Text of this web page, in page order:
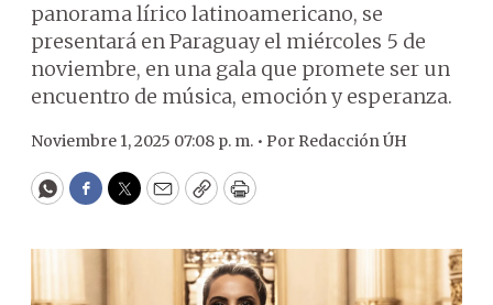
panorama lírico latinoamericano, se
presentará en Paraguay el miércoles 5 de
noviembre, en una gala que promete ser un
encuentro de música, emoción y esperanza.
Noviembre 1, 2025 07:08 p. m. • Por Redacción ÚH
WhatsApp
Facebook
Twitter
EmailCopyPrint